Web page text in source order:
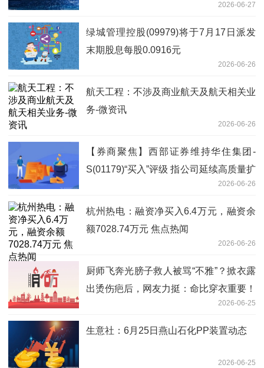
2026-06-27
绿城管理控股(09979)将于7月17日派发
末期股息每股0.0916元
2026-06-26
航天工程：不涉及商业航天及航天相关业
务-微资讯
2026-06-26
【券商聚焦】西部证券维持华住集团-
S(01179)“买入”评级 指公司延续高质量扩
2026-06-26
杭州热电：融资净买入6.4万元，融资余
额7028.74万元 焦点热闻
2026-06-26
厨师飞奔光膀子救人被骂“不雅”？掀衣露
出烫伤疤后，网友力挺：命比穿衣重要！
2026-06-25
生意社：6月25日燕山石化PP装置动态
2026-06-25